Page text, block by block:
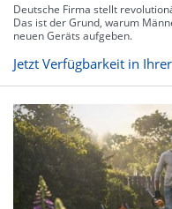
Deutsche Firma stellt
Das ist der Grund, warum
neuen Geräts aufgeben.
Jetzt Verfügbarkeit in